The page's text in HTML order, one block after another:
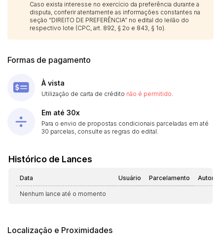
Caso exista interesse no exercício da preferência durante a
disputa, conferir atentamente as informações constantes na
seção “DIREITO DE PREFERÊNCIA” no edital do leilão do
respectivo lote (CPC, art. 892, § 2o e 843, § 1o).
Formas de pagamento
À vista
Utilização de carta de crédito não é permitido
Em até 30x
Para o envio de propostas condicionais parceladas em até
30 parcelas, consulte as regras do edital.
Histórico de Lances
Data Usuário Parcelamento
Nenhum lance até o momento
Localização e Proximidades